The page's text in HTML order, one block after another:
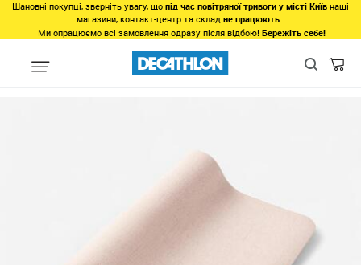
Шановні покупці, зверніть увагу, що під час повітряної тривоги у місті Київ наші
магазини, контакт-центр та склад не працюють.
Ми опрацюємо всі замовлення одразу після відбою! Бережіть себе!
Види спорту Фітнес, спортзал Фітнес Спорядження для